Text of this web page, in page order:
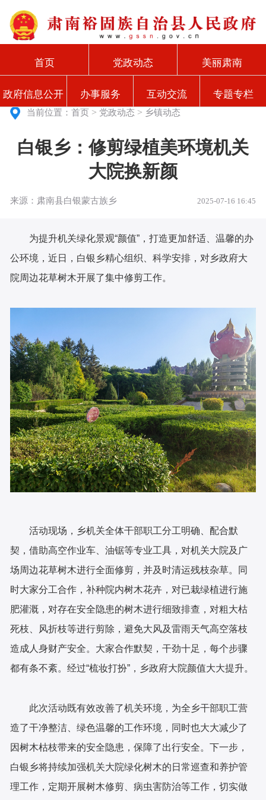
首页 党政动态 美丽肃南
政府信息公开 办事服务 互动交流 专题专栏
当前位置：首页 > 党政动态 > 乡镇动态
白银乡：修剪绿植美环境机关
大院换新颜
来源：肃南县白银蒙古族乡 2025-07-16 16:45
为提升机关绿化景观“颜值”，打造更加舒适、温馨的办
公环境，近日，白银乡精心组织、科学安排，对乡政府大
院周边花草树木开展了集中修剪工作。
活动现场，乡机关全体干部职工分工明确、配合默
契，借助高空作业车、油锯等专业工具，对机关大院及广
场周边花草树木进行全面修剪，并及时清运残枝杂草。同
时大家分工合作，补种院内树木花卉，对已栽绿植进行施
肥灌溉，对存在安全隐患的树木进行细致排查，对粗大枯
死枝、风折枝等进行剪除，避免大风及雷雨天气高空落枝
造成人身财产安全。大家合作默契，干劲十足，每个步骤
都有条不紊。经过“梳妆打扮”，乡政府大院颜值大大提升。
此次活动既有效改善了机关环境，为全乡干部职工营
造了干净整洁、绿色温馨的工作环境，同时也大大减少了
因树木枯枝带来的安全隐患，保障了出行安全。下一步，
白银乡将持续加强机关大院绿化树木的日常巡查和养护管
理工作，定期开展树木修剪、病虫害防治等工作，切实做